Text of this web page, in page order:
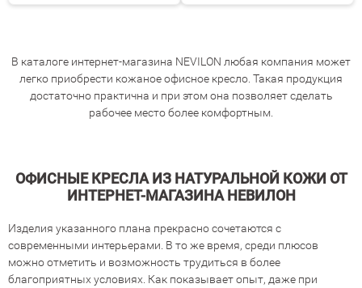
В каталоге интернет-магазина NEVILON любая компания может
легко приобрести кожаное офисное кресло. Такая продукция
достаточно практична и при этом она позволяет сделать
рабочее место более комфортным.
ОФИСНЫЕ КРЕСЛА ИЗ НАТУРАЛЬНОЙ КОЖИ ОТ
ИНТЕРНЕТ-МАГАЗИНА НЕВИЛОН
Изделия указанного плана прекрасно сочетаются с
современными интерьерами. В то же время, среди плюсов
можно отметить и возможность трудиться в более
благоприятных условиях. Как показывает опыт, даже при